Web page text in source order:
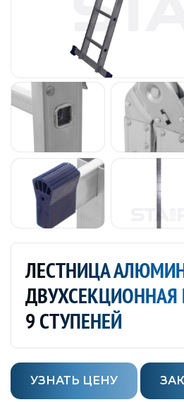
ЛЕСТНИЦА
9 СТУПЕНЕЙ
УЗНАТЬ ЦЕНУ